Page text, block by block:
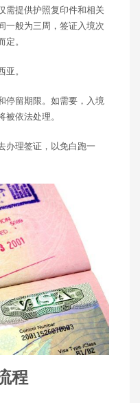
需提供护照复印件和相关
一般为三周，签证入境次
。
。
停留期限。如需要，入境
依法处理。
办理签证，以免白跑一
程